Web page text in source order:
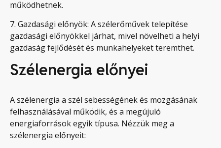
működhetnek.
7. Gazdasági előnyök: A szélerőművek telepítése
gazdasági előnyökkel járhat, mivel növelheti a helyi
gazdaság fejlődését és munkahelyeket teremthet.
Szélenergia előnyei
A szélenergia a szél sebességének és mozgásának
felhasználásával működik, és a megújuló
energiaforrások egyik típusa. Nézzük meg a
szélenergia előnyeit: